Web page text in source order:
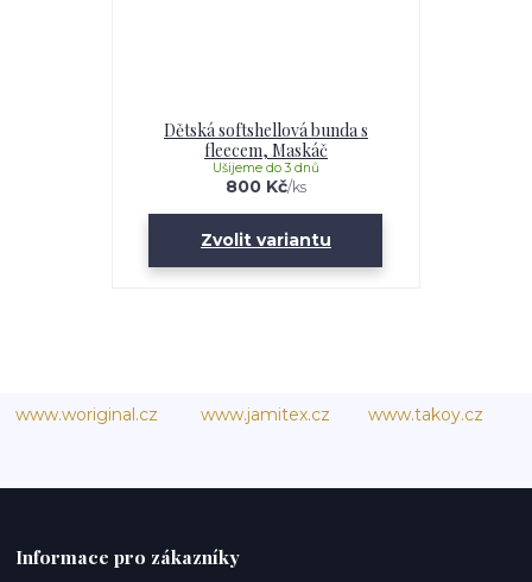
Dětská softshellová bunda s
fleecem, Maskáč
800 Kč/ks
Ušijeme do 3 dnů
Zvolit variantu
www.woriginal.cz www.jamitex.cz www.takoy.cz
Informace pro zákazníky